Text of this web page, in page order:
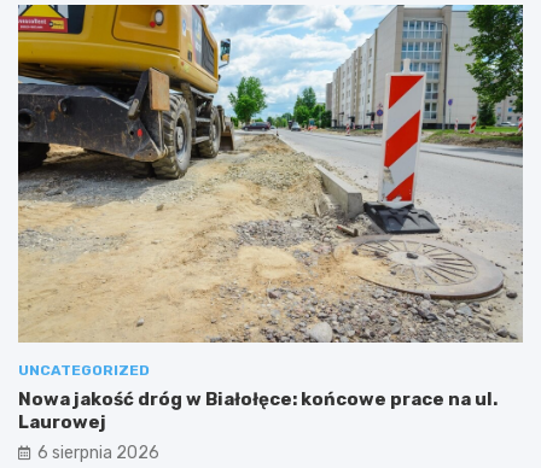
UNCATEGORIZED
Nowa jakość dróg w Białołęce: końcowe prace na ul.
Laurowej
6 sierpnia 2026